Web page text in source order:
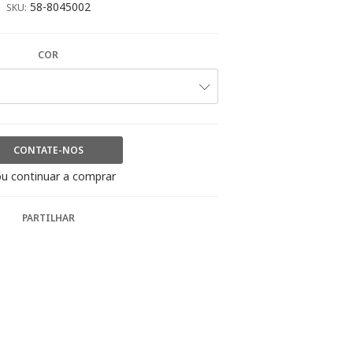
SKU: 58-8045002
COR
CONTATE-NOS
continuar a comprar
PARTILHAR